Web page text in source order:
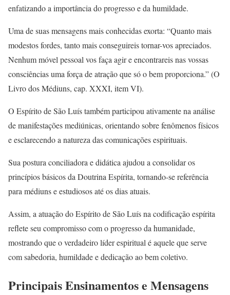
enfatizando a importância do progresso e da humildade.
Uma de suas mensagens mais conhecidas exorta: “Quanto mais
modestos fordes, tanto mais conseguireis tornar-vos apreciados.
Nenhum móvel pessoal vos faça agir e encontrareis nas vossas
consciências uma força de atração que só o bem proporciona.” (O
Livro dos Médiuns, cap. XXXI, item VI).
O Espírito de São Luís também participou ativamente na análise
de manifestações mediúnicas, orientando sobre fenômenos físicos
e esclarecendo a natureza das comunicações espirituais.
Sua postura conciliadora e didática ajudou a consolidar os
princípios básicos da Doutrina Espírita, tornando-se referência
para médiuns e estudiosos até os dias atuais.
Assim, a atuação do Espírito de São Luís na codificação espírita
reflete seu compromisso com o progresso da humanidade,
mostrando que o verdadeiro líder espiritual é aquele que serve
com sabedoria, humildade e dedicação ao bem coletivo.
Principais Ensinamentos e Mensagens